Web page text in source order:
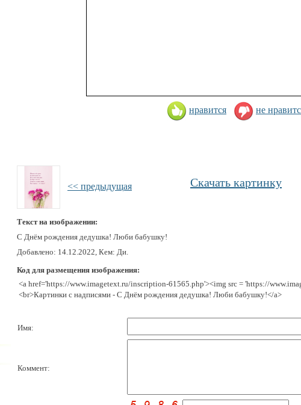
нравится не
<< предыдущая Скачать картинку
Текст на изображении:
С Днём рождения дедушка! Люби бабушку!
Добавлено: 14.12.2022, Кем: Ди.
Код для размещения изображения:
<a href='https://www.imagetext.ru/inscription-61565.php'><img src = 'https://
<br>Картинки с надписями - С Днём рождения дедушка! Люби бабушку!</a>
Имя:
Коммент: